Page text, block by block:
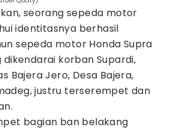
seorang sepeda motor
identitasnya berhasil
sepeda motor Honda Supra
dikendarai korban Supardi,
Bajera Jero, Desa Bajera,
justru terserempet dan
bagian ban belakang